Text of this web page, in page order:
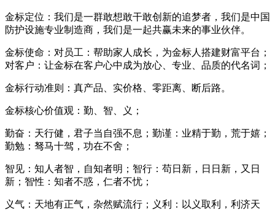
金标定位：我们是一群敢想敢干敢创新的追梦者，我们是中国
防护设施专业制造商，我们是一起共赢未来的事业伙伴。
金标使命：对员工：帮助家人成长，为金标人搭建财富平台；
对客户：让金标在客户心中成为放心、专业、品质的代名词；
金标行动准则：真产品、实价格、零距离、断后路。
金标核心价值观：勤、智、义；
勤奋：天行健，君子当自强不息；勤谨：业精于勤，荒于嬉；
勤勉：驽马十驾，功在不舍；
智见：知人者智，自知者明；智行：苟日新，日日新，又日
新；智性：知者不惑，仁者不忧；
义气：天地有正气，杂然赋流行；义利：以义取利，利济天